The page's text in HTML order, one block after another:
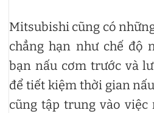
Mitsubishi cũng có
chẳng hạn như chế độ
bạn nấu cơm trước và
để tiết kiệm thời gian
cũng tập trung vào việc